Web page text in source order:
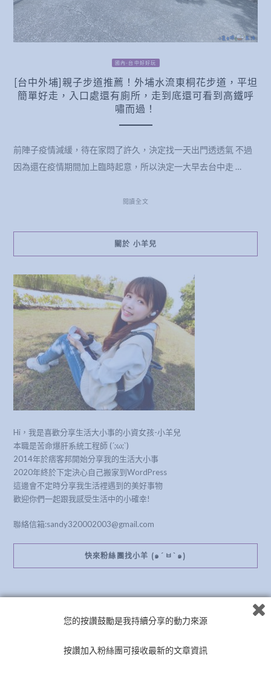
國內-台中好好玩
[台中外埔]親子步道推薦！外埔水流東桐花步道，平坦
簡單好走，入口處還有廁所，走到底還可看到高鐵呼
嘯而過！
前陣子疫情減緩，待在家悶了許久，決定找一天出門透透氣 不過
因為還在疫情期間加上臨時起意，所以決定一大早去台中走 …
閱讀全文
關於 小羊兒
Hi，我是喜歡分享生活大小事的小資女孩-小羊兒
本職是苦命爆肝系統工程師 (´;ω;`)
2014年於痞客邦開始分享我的生活大小事
2020年終於下定決心自己搬家到WordPress
這邊會不定時分享我生活裡遇到的美好事物
歡迎你們一起跟我感受生活中的小確幸!
聯絡信箱:sandy320002003@gmail.com
快來粉絲團找小羊 (๑´ㅂ`๑)
您的按讚鼓勵是我持續分享的動力來源
按讚加入粉絲團可接收最新的文章資訊